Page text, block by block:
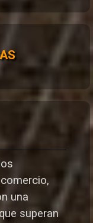
una
superan